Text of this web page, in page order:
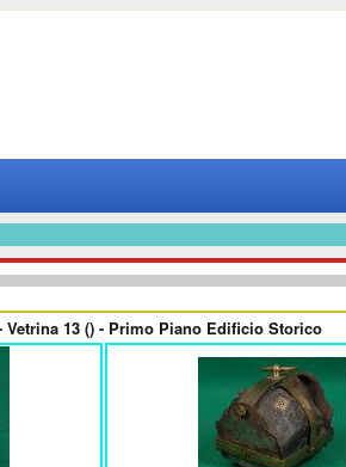
Vetrina 13 () - Primo Piano Edificio Storico